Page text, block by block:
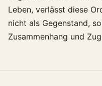
Leben, verlässt diese
nicht als Gegenstand,
Zusammenhang und